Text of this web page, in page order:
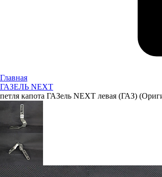
Главная
ГАЗЕЛЬ NEXT
петля капота ГАЗель NEXT левая (ГАЗ)